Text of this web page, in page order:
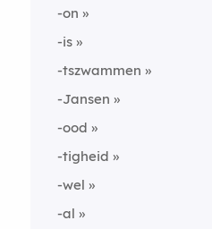
-on
-is
-tszwammen
-Jansen
-ood
-tigheid
-wel
-al